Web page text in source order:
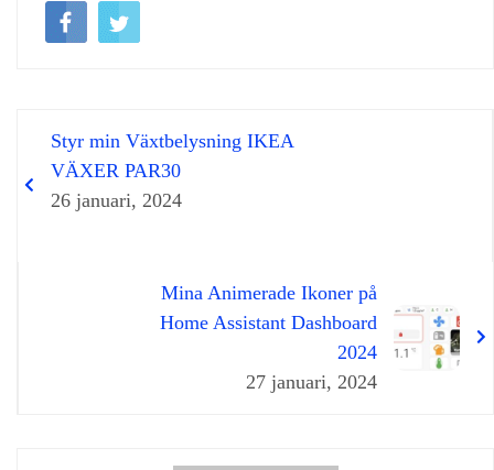
Styr min Växtbelysning IKEA
VÄXER PAR30
26 januari, 2024
Mina Animerade Ikoner på
Home Assistant Dashboard
2024
27 januari, 2024